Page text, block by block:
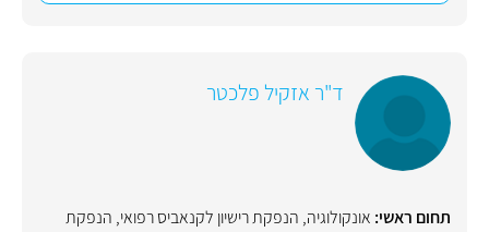
ד"ר אזקיל פלכטר
תחום ראשי: אונקולוגיה, הנפקת רישיון לקנאביס רפואי, הנפקת